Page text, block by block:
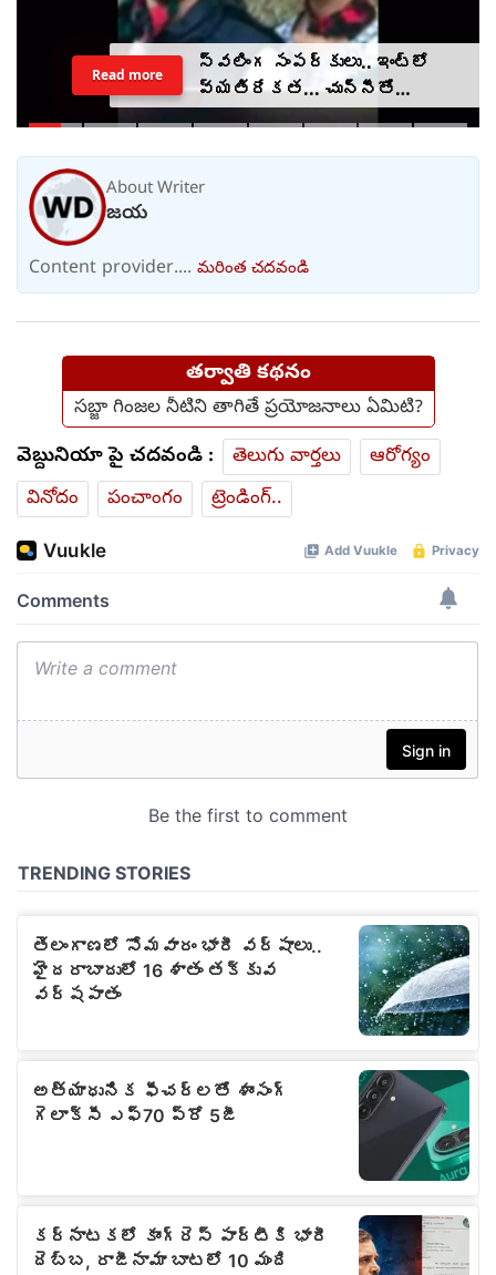
స్వలింగ సంపర్కులు.. ఇంట్లో
వ్యతిరేకత... చున్నీతో
ఉరేసుకుని ఆత్మహత్య
Read more
About Writer
జయ
Content provider.... మరింత చదవండి
తర్వాతి కథనం
సబ్జా గింజల నీటిని తాగితే ప్రయోజనాలు ఏమిటి?
వెబ్దునియా పై చదవండి : తెలుగు వార్తలు
ఆరోగ్యం
వినోదం
పంచాంగం ట్రెండింగ్..